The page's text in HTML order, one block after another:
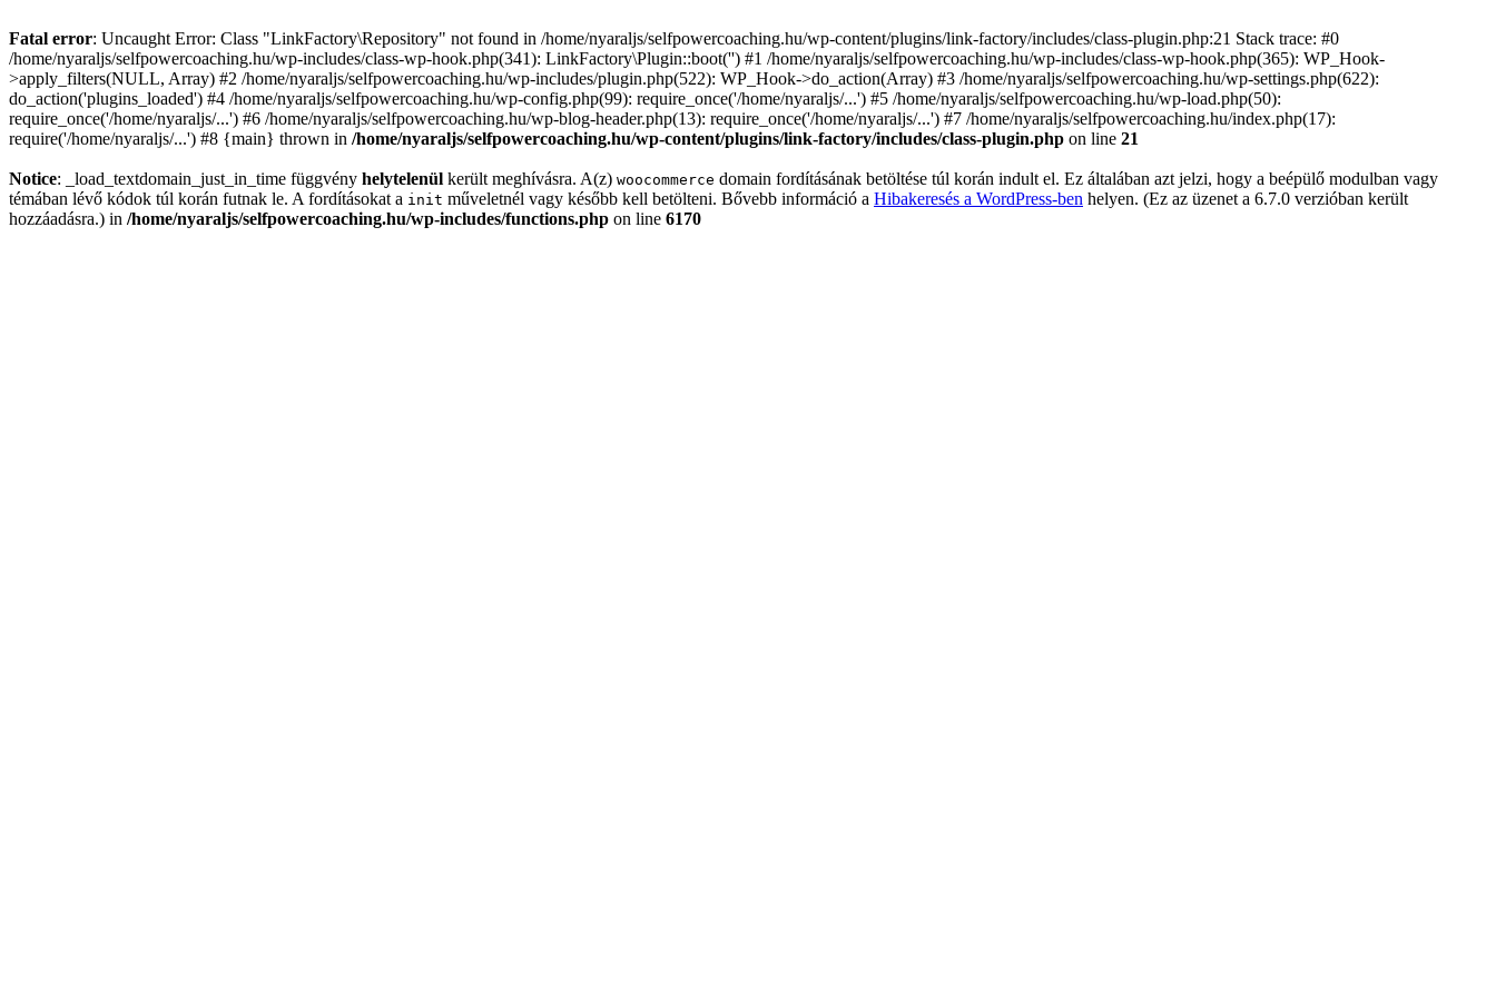
Fatal error: Uncaught Error: Class "LinkFactory\Repository" not found in /home/nyaraljs/selfpowercoaching.hu/wp-content/plugins/link-factory/includes/class-plugin.php:21 Stack trace: #0
/home/nyaraljs/selfpowercoaching.hu/wp-includes/class-wp-hook.php(341): LinkFactory\Plugin::boot('') #1 /home/nyaraljs/selfpowercoaching.hu/wp-includes/class-wp-hook.php(365): WP_Hook-
>apply_filters(NULL, Array) #2 /home/nyaraljs/selfpowercoaching.hu/wp-includes/plugin.php(522): WP_Hook->do_action(Array) #3 /home/nyaraljs/selfpowercoaching.hu/wp-settings.php(622):
do_action('plugins_loaded') #4 /home/nyaraljs/selfpowercoaching.hu/wp-config.php(99): require_once('/home/nyaraljs/...') #5 /home/nyaraljs/selfpowercoaching.hu/wp-load.php(50):
require_once('/home/nyaraljs/...') #6 /home/nyaraljs/selfpowercoaching.hu/wp-blog-header.php(13): require_once('/home/nyaraljs/...') #7 /home/nyaraljs/selfpowercoaching.hu/index.php(17):
require('/home/nyaraljs/...') #8 {main} thrown in /home/nyaraljs/selfpowercoaching.hu/wp-content/plugins/link-factory/includes/class-plugin.php on line 21
Notice: _load_textdomain_just_in_time függvény helytelenül került meghívásra. A(z) woocommerce domain fordításának betöltése túl korán indult el. Ez általában azt jelzi, hogy a beépülő modulban vagy
témában lévő kódok túl korán futnak le. A fordításokat a init műveletnél vagy később kell betölteni. Bővebb információ a Hibakeresés a WordPress-ben helyen. (Ez az üzenet a 6.7.0 verzióban került
hozzáadásra.) in /home/nyaraljs/selfpowercoaching.hu/wp-includes/functions.php on line 6170